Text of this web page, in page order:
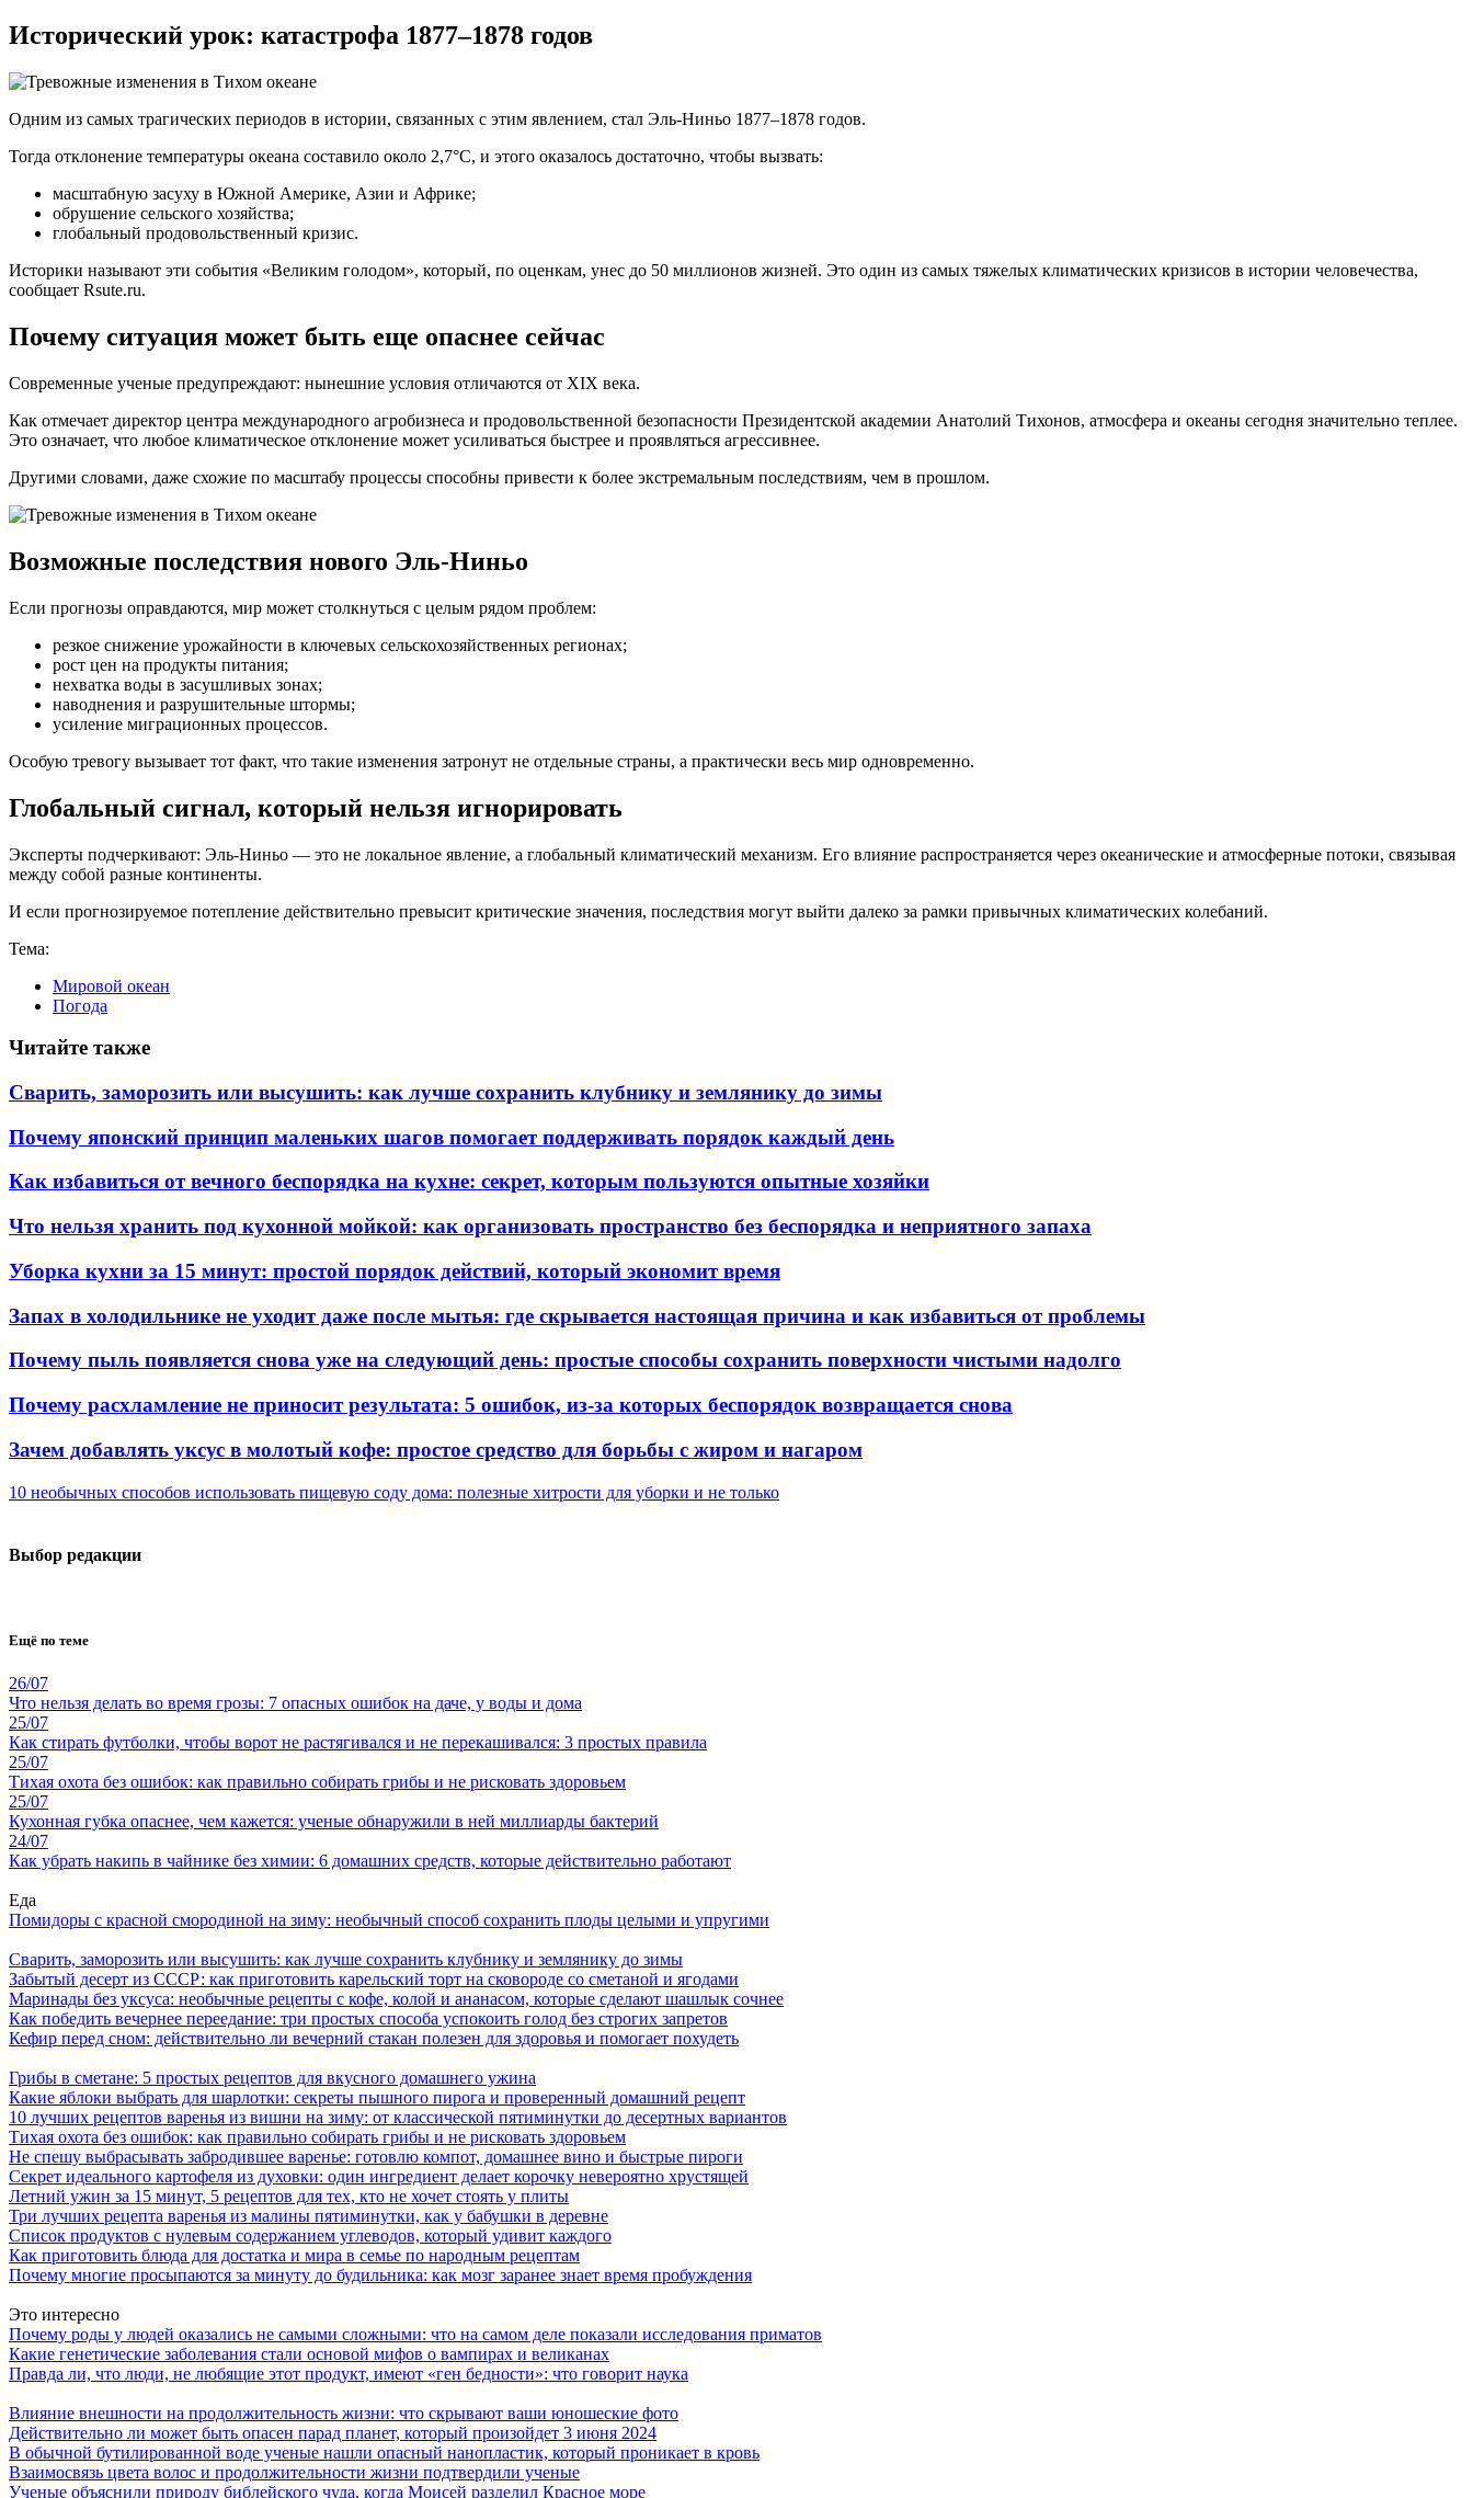
Исторический урок: катастрофа 1877–1878 годов
Одним из самых трагических периодов в истории, связанных с этим явлением, стал Эль-Ниньо 1877–1878 годов.
Тогда отклонение температуры океана составило около 2,7°C, и этого оказалось достаточно, чтобы вызвать:
масштабную засуху в Южной Америке, Азии и Африке;
обрушение сельского хозяйства;
глобальный продовольственный кризис.
Историки называют эти события «Великим голодом», который, по оценкам, унес до 50 миллионов жизней. Это один из самых тяжелых климатических кризисов в истории человечества,
сообщает Rsute.ru.
Почему ситуация может быть еще опаснее сейчас
Современные ученые предупреждают: нынешние условия отличаются от XIX века.
Как отмечает директор центра международного агробизнеса и продовольственной безопасности Президентской академии Анатолий Тихонов, атмосфера и океаны сегодня значительно теплее.
Это означает, что любое климатическое отклонение может усиливаться быстрее и проявляться агрессивнее.
Другими словами, даже схожие по масштабу процессы способны привести к более экстремальным последствиям, чем в прошлом.
Возможные последствия нового Эль-Ниньо
Если прогнозы оправдаются, мир может столкнуться с целым рядом проблем:
резкое снижение урожайности в ключевых сельскохозяйственных регионах;
рост цен на продукты питания;
нехватка воды в засушливых зонах;
наводнения и разрушительные штормы;
усиление миграционных процессов.
Особую тревогу вызывает тот факт, что такие изменения затронут не отдельные страны, а практически весь мир одновременно.
Глобальный сигнал, который нельзя игнорировать
Эксперты подчеркивают: Эль-Ниньо — это не локальное явление, а глобальный климатический механизм. Его влияние распространяется через океанические и атмосферные потоки, связывая
между собой разные континенты.
И если прогнозируемое потепление действительно превысит критические значения, последствия могут выйти далеко за рамки привычных климатических колебаний.
Тема:
Мировой океан
Погода
Читайте также
Сварить, заморозить или высушить: как лучше сохранить клубнику и землянику до зимы
Почему японский принцип маленьких шагов помогает поддерживать порядок каждый день
Как избавиться от вечного беспорядка на кухне: секрет, которым пользуются опытные хозяйки
Что нельзя хранить под кухонной мойкой: как организовать пространство без беспорядка и неприятного запаха
Уборка кухни за 15 минут: простой порядок действий, который экономит время
Запах в холодильнике не уходит даже после мытья: где скрывается настоящая причина и как избавиться от проблемы
Почему пыль появляется снова уже на следующий день: простые способы сохранить поверхности чистыми надолго
Почему расхламление не приносит результата: 5 ошибок, из-за которых беспорядок возвращается снова
Зачем добавлять уксус в молотый кофе: простое средство для борьбы с жиром и нагаром
10 необычных способов использовать пищевую соду дома: полезные хитрости для уборки и не только
Выбор редакции
Ещё по теме
26/07
Что нельзя делать во время грозы: 7 опасных ошибок на даче, у воды и дома
25/07
Как стирать футболки, чтобы ворот не растягивался и не перекашивался: 3 простых правила
25/07
Тихая охота без ошибок: как правильно собирать грибы и не рисковать здоровьем
25/07
Кухонная губка опаснее, чем кажется: ученые обнаружили в ней миллиарды бактерий
24/07
Как убрать накипь в чайнике без химии: 6 домашних средств, которые действительно работают
Еда
Помидоры с красной смородиной на зиму: необычный способ сохранить плоды целыми и упругими
Сварить, заморозить или высушить: как лучше сохранить клубнику и землянику до зимы
Забытый десерт из СССР: как приготовить карельский торт на сковороде со сметаной и ягодами
Маринады без уксуса: необычные рецепты с кофе, колой и ананасом, которые сделают шашлык сочнее
Как победить вечернее переедание: три простых способа успокоить голод без строгих запретов
Кефир перед сном: действительно ли вечерний стакан полезен для здоровья и помогает похудеть
Грибы в сметане: 5 простых рецептов для вкусного домашнего ужина
Какие яблоки выбрать для шарлотки: секреты пышного пирога и проверенный домашний рецепт
10 лучших рецептов варенья из вишни на зиму: от классической пятиминутки до десертных вариантов
Тихая охота без ошибок: как правильно собирать грибы и не рисковать здоровьем
Не спешу выбрасывать забродившее варенье: готовлю компот, домашнее вино и быстрые пироги
Секрет идеального картофеля из духовки: один ингредиент делает корочку невероятно хрустящей
Летний ужин за 15 минут, 5 рецептов для тех, кто не хочет стоять у плиты
Три лучших рецепта варенья из малины пятиминутки, как у бабушки в деревне
Список продуктов с нулевым содержанием углеводов, который удивит каждого
Как приготовить блюда для достатка и мира в семье по народным рецептам
Почему многие просыпаются за минуту до будильника: как мозг заранее знает время пробуждения
Это интересно
Почему роды у людей оказались не самыми сложными: что на самом деле показали исследования приматов
Какие генетические заболевания стали основой мифов о вампирах и великанах
Правда ли, что люди, не любящие этот продукт, имеют «ген бедности»: что говорит наука
Влияние внешности на продолжительность жизни: что скрывают ваши юношеские фото
Действительно ли может быть опасен парад планет, который произойдет 3 июня 2024
В обычной бутилированной воде ученые нашли опасный нанопластик, который проникает в кровь
Взаимосвязь цвета волос и продолжительности жизни подтвердили ученые
Ученые объяснили природу библейского чуда, когда Моисей разделил Красное море